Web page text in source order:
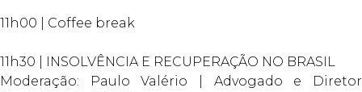
11h00 | Coffee break
11h30 | INSOLVÊNCIA E RECUPERAÇÃO NO BRASIL
Moderação: Paulo Valério | Advogado e Diretor